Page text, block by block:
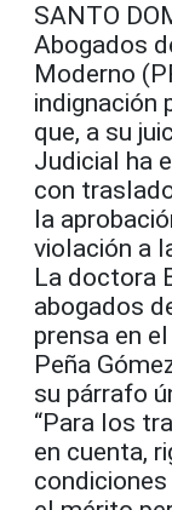
SANTO
Abogados
Moderno
indignación
que, a su
Judicial ha
con
la
violación a
La doctora
abogados
prensa en
Peña
su párrafo
“Para los
en cuenta,